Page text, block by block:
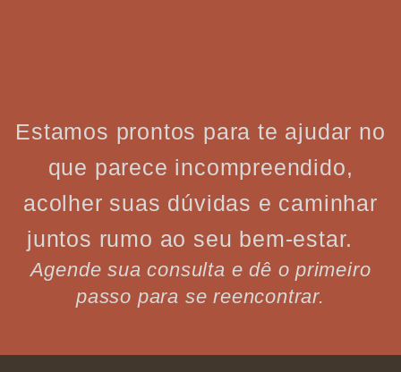
Estamos prontos para te ajudar no
que parece incompreendido,
acolher suas dúvidas e caminhar
juntos rumo ao seu bem-estar.
Agende sua consulta e dê o primeiro
passo para se reencontrar.